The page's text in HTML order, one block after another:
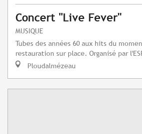
Concert "Live Fever"
MUSIQUE
Tubes des années 60 aux hits du
restauration sur place. Organisé par
Ploudalmézeau